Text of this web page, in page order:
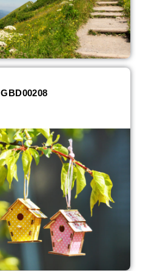
GBD00208